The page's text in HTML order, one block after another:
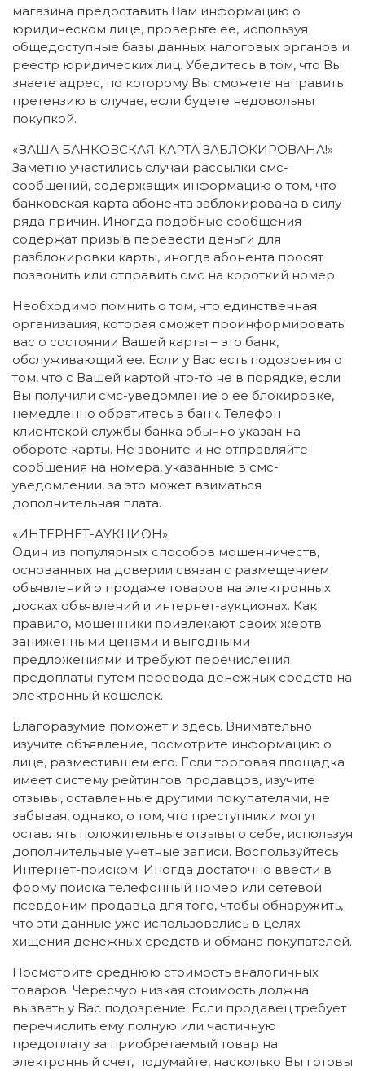
магазина предоставить Вам информацию о
юридическом лице, проверьте ее, используя
общедоступные базы данных налоговых органов и
реестр юридических лиц. Убедитесь в том, что Вы
знаете адрес, по которому Вы сможете направить
претензию в случае, если будете недовольны
покупкой.
«ВАША БАНКОВСКАЯ КАРТА ЗАБЛОКИРОВАНА!»
Заметно участились случаи рассылки смс-
сообщений, содержащих информацию о том, что
банковская карта абонента заблокирована в силу
ряда причин. Иногда подобные сообщения
содержат призыв перевести деньги для
разблокировки карты, иногда абонента просят
позвонить или отправить смс на короткий номер.
Необходимо помнить о том, что единственная
организация, которая сможет проинформировать
вас о состоянии Вашей карты – это банк,
обслуживающий ее. Если у Вас есть подозрения о
том, что с Вашей картой что-то не в порядке, если
Вы получили смс-уведомление о ее блокировке,
немедленно обратитесь в банк. Телефон
клиентской службы банка обычно указан на
обороте карты. Не звоните и не отправляйте
сообщения на номера, указанные в смс-
уведомлении, за это может взиматься
дополнительная плата.
«ИНТЕРНЕТ-АУКЦИОН»
Один из популярных способов мошенничеств,
основанных на доверии связан с размещением
объявлений о продаже товаров на электронных
досках объявлений и интернет-аукционах. Как
правило, мошенники привлекают своих жертв
заниженными ценами и выгодными
предложениями и требуют перечисления
предоплаты путем перевода денежных средств на
электронный кошелек.
Благоразумие поможет и здесь. Внимательно
изучите объявление, посмотрите информацию о
лице, разместившем его. Если торговая площадка
имеет систему рейтингов продавцов, изучите
отзывы, оставленные другими покупателями, не
забывая, однако, о том, что преступники могут
оставлять положительные отзывы о себе, используя
дополнительные учетные записи. Воспользуйтесь
Интернет-поиском. Иногда достаточно ввести в
форму поиска телефонный номер или сетевой
псевдоним продавца для того, чтобы обнаружить,
что эти данные уже использовались в целях
хищения денежных средств и обмана покупателей.
Посмотрите среднюю стоимость аналогичных
товаров. Чересчур низкая стоимость должна
вызвать у Вас подозрение. Если продавец требует
перечислить ему полную или частичную
предоплату за приобретаемый товар на
электронный счет, подумайте, насколько Вы готовы